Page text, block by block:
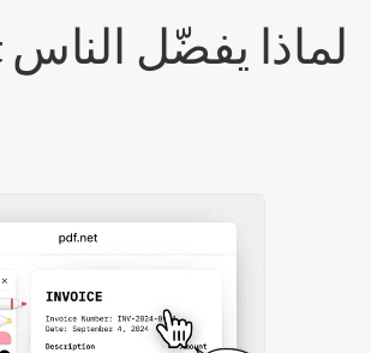
لماذا يفضّل الناس pdf.net